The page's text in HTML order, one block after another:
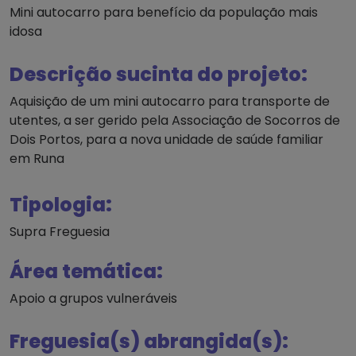
Mini autocarro para benefício da população mais
idosa
Descrição sucinta do projeto:
Aquisição de um mini autocarro para transporte de
utentes, a ser gerido pela Associação de Socorros de
Dois Portos, para a nova unidade de saúde familiar
em Runa
Tipologia:
Supra Freguesia
Área temática:
Apoio a grupos vulneráveis
Freguesia(s) abrangida(s):